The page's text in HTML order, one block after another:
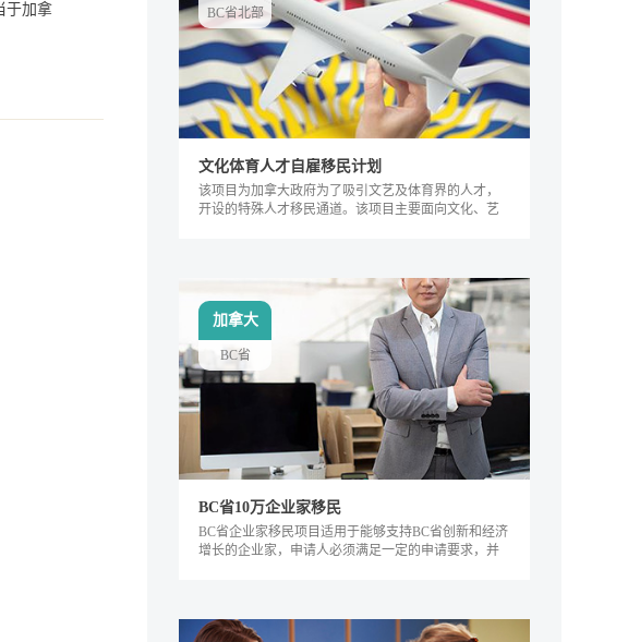
于加拿
文化体育人才自雇移民计划
该项目为加拿大政府为了吸引文艺及体育界的人才，
开设的特殊人才移民通道。该项目主要面向文化、艺
成为特殊类人才的热门移民项目。
BC省北部
BC省10万企业家移民
BC省企业家移民项目适用于能够支持BC省创新和经济
增长的企业家，申请人必须满足一定的申请要求，并
加拿大
BC省